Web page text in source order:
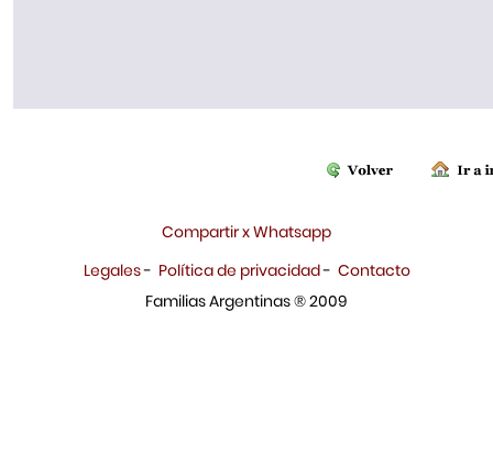
Compartir x Whatsapp
Legales- Política de privacidad- Contacto
Familias Argentinas ® 2009